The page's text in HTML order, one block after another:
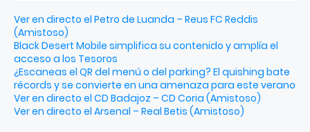
Ver en directo el Petro de Luanda – Reus FC Reddis
(Amistoso)
Black Desert Mobile simplifica su contenido y amplía el
acceso a los Tesoros
¿Escaneas el QR del menú o del parking? El quishing bate
récords y se convierte en una amenaza para este verano
Ver en directo el CD Badajoz – CD Coria (Amistoso)
Ver en directo el Arsenal – Real Betis (Amistoso)